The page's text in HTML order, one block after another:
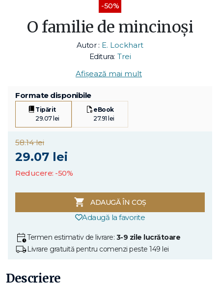
-50%
O familie de mincinoși
Autor : E. Lockhart
Editura: Trei
Afișează mai mult
Formate disponibile
Tipărit
29.07 lei
eBook
27.91 lei
58.14 lei
29.07 lei
Reducere: -50%
ADAUGĂ ÎN COȘ
Adaugă la favorite
Termen estimativ de livrare: 3-9 zile lucrătoare
Livrare gratuită pentru comenzi peste 149 lei
Descriere